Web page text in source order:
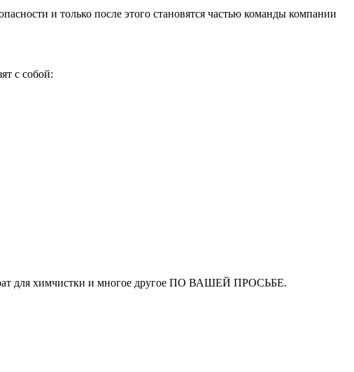
и только после этого становятся частью команды компании
с собой:
для химчистки и многое другое ПО ВАШЕЙ ПРОСЬБЕ.